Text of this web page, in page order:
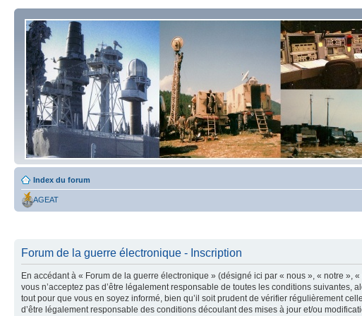
Index du forum
AGEAT
Forum de la guerre électronique - Inscription
En accédant à « Forum de la guerre électronique » (désigné ici par « nous », « notre »,
vous n’acceptez pas d’être légalement responsable de toutes les conditions suivantes,
tout pour que vous en soyez informé, bien qu’il soit prudent de vérifier régulièrement
d’être légalement responsable des conditions découlant des mises à jour et/ou